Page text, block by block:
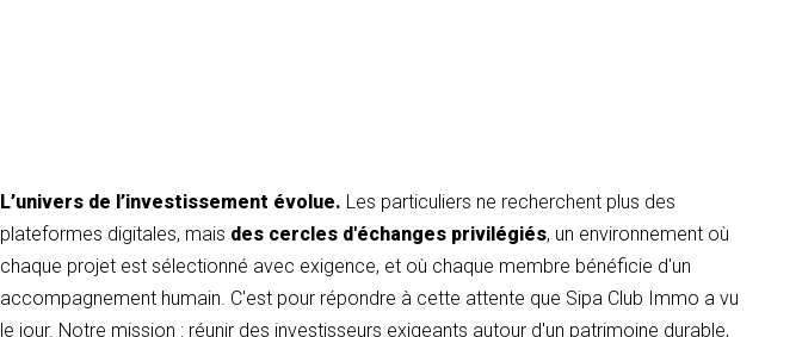
L’univers de l’investissement évolue. Les particuliers ne recherchent plus des
plateformes digitales, mais des cercles d'échanges privilégiés, un environnement où
chaque projet est sélectionné avec exigence, et où chaque membre bénéficie d'un
accompagnement humain. C'est pour répondre à cette attente que Sipa Club Immo a vu
le jour. Notre mission : réunir des investisseurs exigeants autour d'un patrimoine durable,